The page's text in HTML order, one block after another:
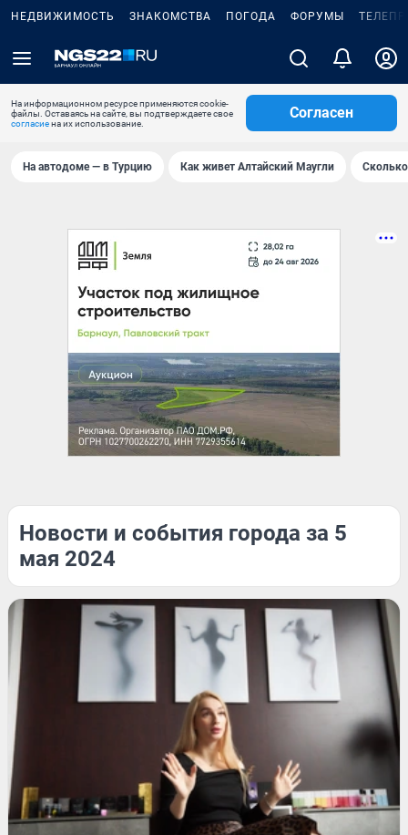
НЕДВИЖИМОСТЬ ЗНАКОМСТВА ПОГОДА ФОРУМЫ
На информационном ресурсе применяются cookie-
файлы. Оставаясь на сайте, вы подтверждаете свое
согласиена их использование.
Согласен
На автодоме — в Турцию Как живет Алтайский Маугли
Новости и события города за 5
мая 2024